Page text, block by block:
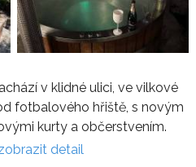
v klidné ulici, ve vilkové
fotbalového hřiště, s novým
kurty a občerstvením.
detail